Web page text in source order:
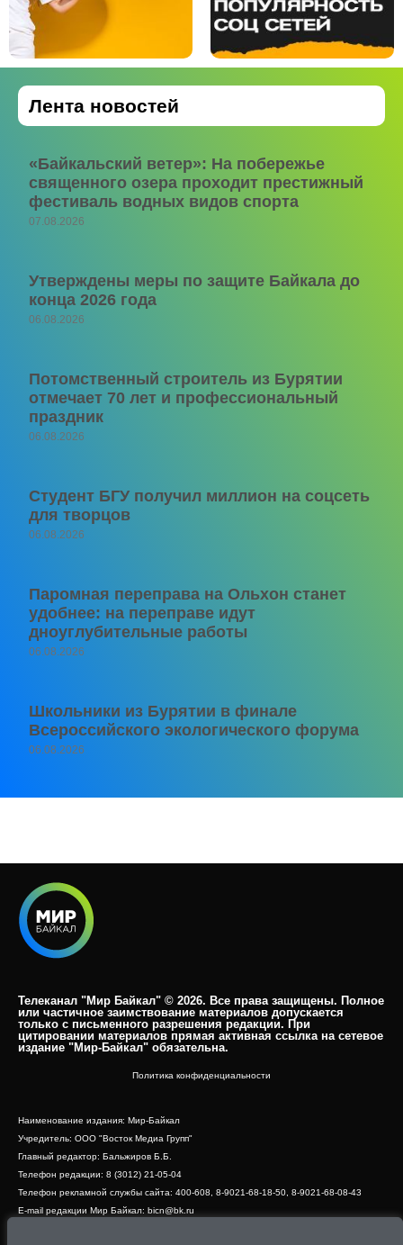
Лента новостей
«Байкальский ветер»: На побережье
священного озера проходит престижный
фестиваль водных видов спорта
07.08.2026
Утверждены меры по защите Байкала до
конца 2026 года
06.08.2026
Потомственный строитель из Бурятии
отмечает 70 лет и профессиональный
праздник
06.08.2026
Студент БГУ получил миллион на соцсеть
для творцов
06.08.2026
Паромная переправа на Ольхон станет
удобнее: на переправе идут
дноуглубительные работы
06.08.2026
Школьники из Бурятии в финале
Всероссийского экологического форума
06.08.2026
Телеканал "Мир Байкал" © 2026. Все права защищены. Полное
или частичное заимствование материалов допускается
только с письменного разрешения редакции. При
цитировании материалов прямая активная ссылка на сетевое
издание "Мир-Байкал" обязательна.​
Политика конфиденциальности
Наименование издания: Мир-Байкал
Учредитель: ООО "Восток Медиа Групп"
Главный редактор: Бальжиров Б.Б.
Телефон редакции: 8 (3012) 21-05-04
Телефон рекламной службы сайта: 400-608, 8-9021-68-18-50, 8-9021-68-08-43
E-mail редакции Мир Байкал: bicn@bk.ru